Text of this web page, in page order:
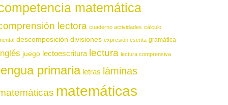
matemática
lectora cuaderno actividades cálculo
descomposición divisiones expresión escrita gramática
juego lectoescritura lectura lectura comprensiva
primaria letras láminas
matemáticas